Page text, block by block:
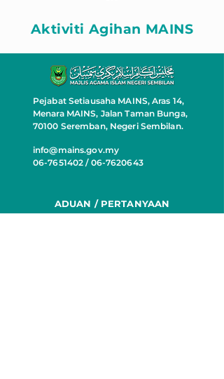
PROGRAM
PEMANTAPAN ISLAM :
Aktiviti Agihan MAINS
Pejabat Setiausaha MAINS, Aras 14,
Menara MAINS, Jalan Taman Bunga,
70100 Seremban, Negeri Sembilan.
info@mains.gov.my
06-7651402 / 06-7620643
ADUAN / PERTANYAAN